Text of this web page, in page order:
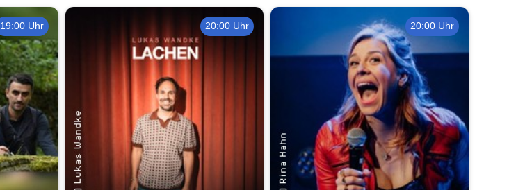
19:00 Uhr 20:00 Uhr 20:00 Uhr